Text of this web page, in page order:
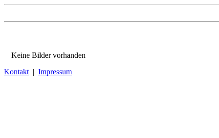
Keine Bilder vorhanden
Kontakt | Impressum